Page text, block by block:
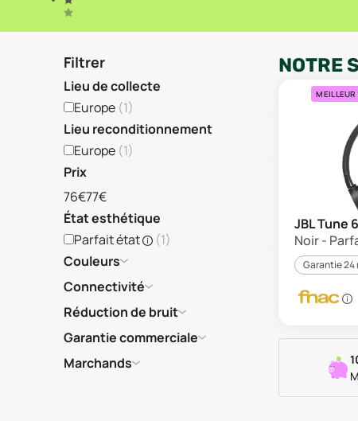
Filtrer
Lieu de collecte
Europe (1)
Lieu reconditionnement
Europe (1)
Prix
76€77€
État esthétique
Parfait état
(1)
Couleurs
Connectivité
Réduction de bruit
Garantie commerciale
Marchands
NOTRE
MEILLEUR
JBL Tune
Noir -
Garantie 24